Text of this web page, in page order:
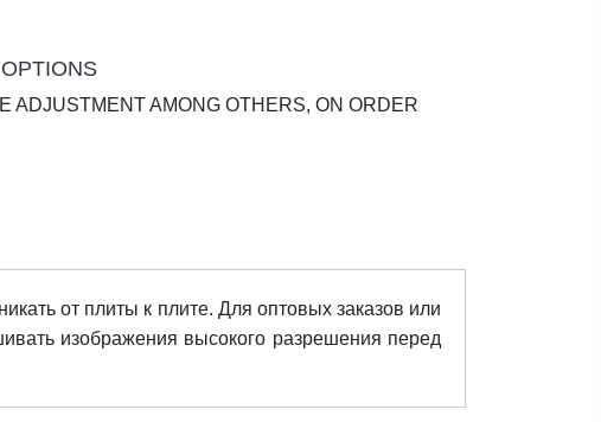
ADJUSTMENT AMONG OTHERS, ON ORDER
от плиты к плите. Для оптовых заказов или
изображения высокого разрешения перед